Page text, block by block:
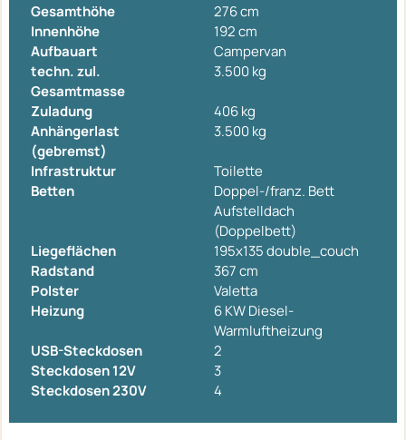
Gesamthöhe
276 cm
Innenhöhe
192 cm
Aufbauart
Campervan
techn. zul.
Gesamtmasse
3.500 kg
Zuladung
406 kg
Anhängerlast
(gebremst)
3.500 kg
Infrastruktur
Toilette
Betten
Doppel-/franz. Bett
Aufstelldach
(Doppelbett)
Liegeflächen
195x135 double_couch
Radstand
367 cm
Polster
Valetta
Heizung
6 KW Diesel-
Warmluftheizung
USB-Steckdosen
2
Steckdosen 12V
3
Steckdosen 230V
4